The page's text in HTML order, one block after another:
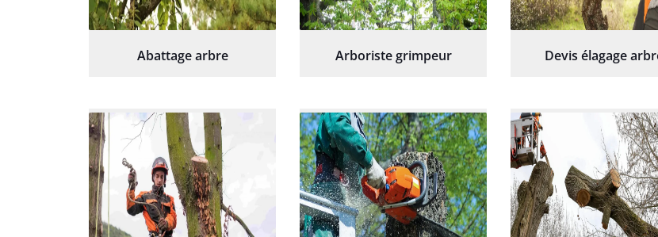
Abattage arbre Arboriste grimpeur Devis élagage